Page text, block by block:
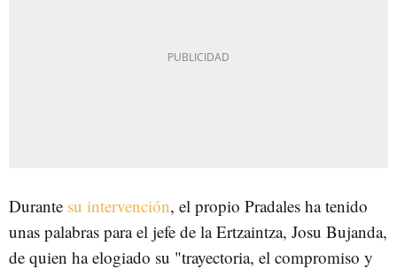
Durante su intervención, el propio Pradales ha tenido
unas palabras para el jefe de la Ertzaintza, Josu Bujanda,
de quien ha elogiado su "trayectoria, el compromiso y